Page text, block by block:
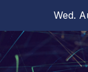
content
Wed.